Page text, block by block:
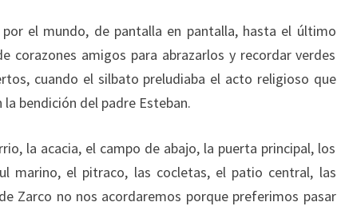
el mundo, de pantalla en pantalla, hasta el último
corazones amigos para abrazarlos y recordar verdes
cuando el silbato preludiaba el acto religioso que
bendición del padre Esteban.
la acacia, el campo de abajo, la puerta principal, los
marino, el pitraco, las cocletas, el patio central, las
Zarco no nos acordaremos porque preferimos pasar